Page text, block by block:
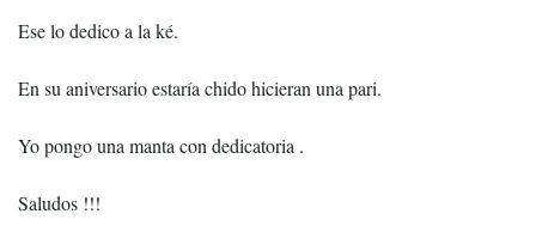
Ese lo dedico a la ké.
En su aniversario estaría chido hicieran una pari.
Yo pongo una manta con dedicatoria .
Saludos !!!